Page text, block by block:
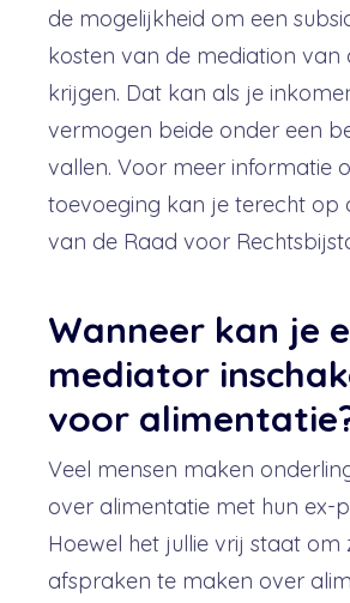
de mogelijkheid om een
kosten van de mediation van
krijgen. Dat kan als je
vermogen beide onder een
vallen. Voor meer informatie
toevoeging kan je terecht op
van de Raad voor
Wanneer kan je
mediator
voor
Veel mensen maken
over alimentatie met hun ex-
Hoewel het jullie vrij staat om
afspraken te maken over